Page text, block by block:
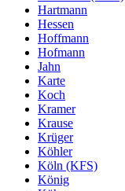
Hartmann
Hessen
Hoffmann
Hofmann
Jahn
Karte
Koch
Kramer
Krause
Krüger
Köhler
Köln (KFS)
König